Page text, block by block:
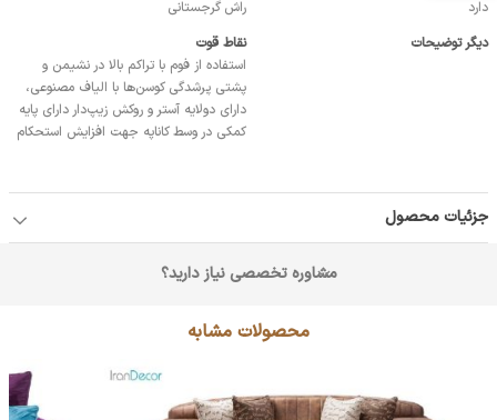
دارد
راش گرجستانی
دیگر توضیحات
نقاط قوت
استفاده از فوم با تراكم بالا در نشيمن و
پشتي پرشدگي كوسن‌ها با الياف مصنوعي،
داراي دولايه آستر و روكش زيپ‌دار داراي پايه
کمکي در وسط کاناپه جهت افزايش استحکام
جزئیات محصول
مشاوره تخصصی نیاز دارید؟
محصولات مشابه